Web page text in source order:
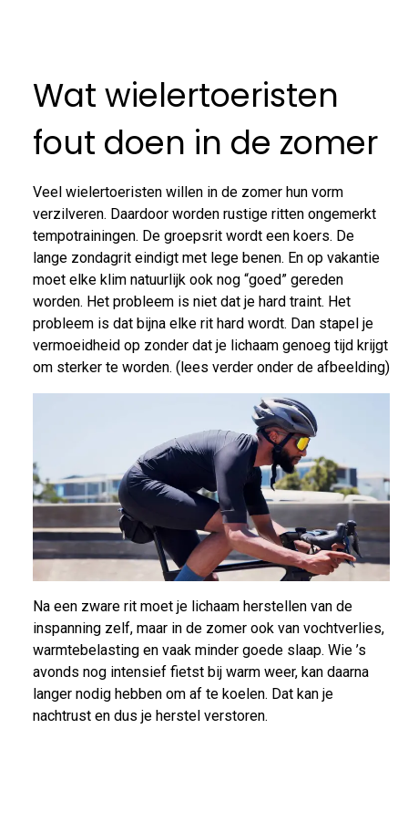
Wat wielertoeristen
fout doen in de zomer
Veel wielertoeristen willen in de zomer hun vorm
verzilveren. Daardoor worden rustige ritten ongemerkt
tempotrainingen. De groepsrit wordt een koers. De
lange zondagrit eindigt met lege benen. En op vakantie
moet elke klim natuurlijk ook nog “goed” gereden
worden. Het probleem is niet dat je hard traint. Het
probleem is dat bijna elke rit hard wordt. Dan stapel je
vermoeidheid op zonder dat je lichaam genoeg tijd krijgt
om sterker te worden. (lees verder onder de afbeelding)
Na een zware rit moet je lichaam herstellen van de
inspanning zelf, maar in de zomer ook van vochtverlies,
warmtebelasting en vaak minder goede slaap. Wie ’s
avonds nog intensief fietst bij warm weer, kan daarna
langer nodig hebben om af te koelen. Dat kan je
nachtrust en dus je herstel verstoren.